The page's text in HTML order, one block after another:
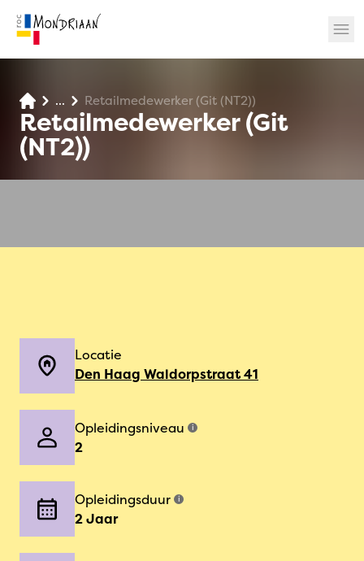
🎉 ... Retailmedewerker (Git (NT2))
Retailmedewerker (Git
(NT2))
Locatie
Den Haag Waldorpstraat 41
Opleidingsniveau i
2
Opleidingsduur i
2 Jaar